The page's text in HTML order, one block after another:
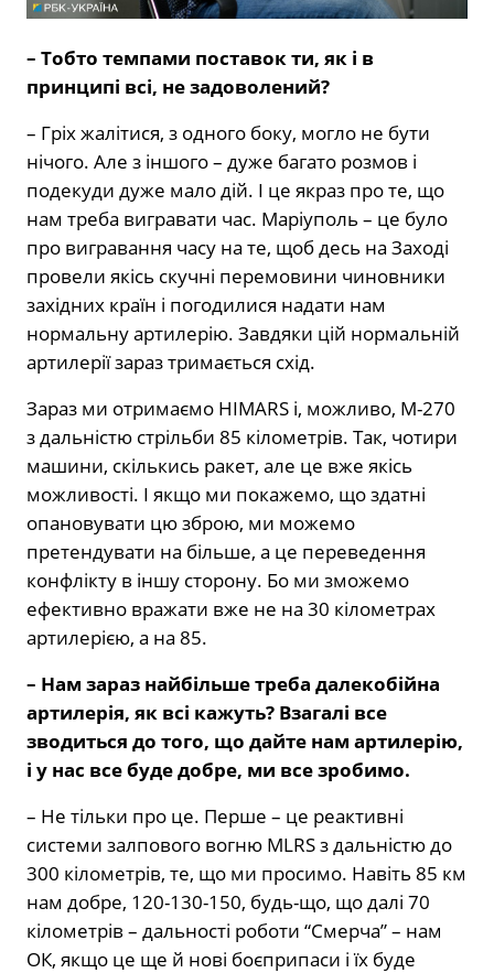
– Тобто темпами поставок ти, як і в
принципі всі, не задоволений?
– Гріх жалітися, з одного боку, могло не бути
нічого. Але з іншого – дуже багато розмов і
подекуди дуже мало дій. І це якраз про те, що
нам треба вигравати час. Маріуполь – це було
про вигравання часу на те, щоб десь на Заході
провели якісь скучні перемовини чиновники
західних країн і погодилися надати нам
нормальну артилерію. Завдяки цій нормальній
артилерії зараз тримається схід.
Зараз ми отримаємо HIMARS і, можливо, М-270
з дальністю стрільби 85 кілометрів. Так, чотири
машини, скількись ракет, але це вже якісь
можливості. І якщо ми покажемо, що здатні
опановувати цю зброю, ми можемо
претендувати на більше, а це переведення
конфлікту в іншу сторону. Бо ми зможемо
ефективно вражати вже не на 30 кілометрах
артилерією, а на 85.
– Нам зараз найбільше треба далекобійна
артилерія, як всі кажуть? Взагалі все
зводиться до того, що дайте нам артилерію,
і у нас все буде добре, ми все зробимо.
– Не тільки про це. Перше – це реактивні
системи залпового вогню MLRS з дальністю до
300 кілометрів, те, що ми просимо. Навіть 85 км
нам добре, 120-130-150, будь-що, що далі 70
кілометрів – дальності роботи “Смерча” – нам
ОК, якщо це ще й нові боєприпаси і їх буде